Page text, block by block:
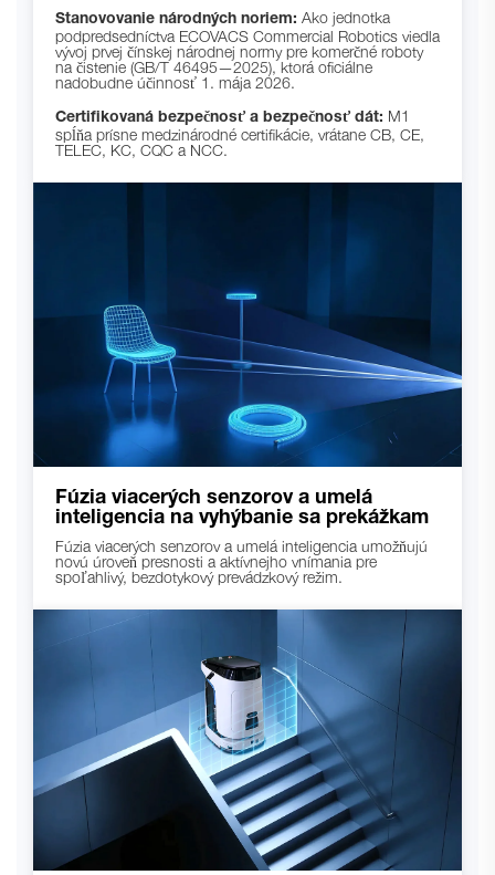
Stanovovanie národných noriem: Ako jednotka
podpredsedníctva ECOVACS Commercial Robotics viedla
vývoj prvej čínskej národnej normy pre komerčné roboty
na čistenie (GB/T 46495—2025), ktorá oficiálne
nadobudne účinnosť 1. mája 2026.
Certifikovaná bezpečnosť a bezpečnosť dát: M1
spĺňa prísne medzinárodné certifikácie, vrátane CB, CE,
TELEC, KC, CQC a NCC.
Fúzia viacerých senzorov a umelá
inteligencia na vyhýbanie sa prekážkam
Fúzia viacerých senzorov a umelá inteligencia umožňujú
novú úroveň presnosti a aktívnejho vnímania pre
spoľahlivý, bezdotykový prevádzkový režim.